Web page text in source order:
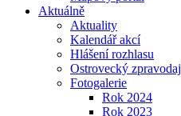
Aktuálně
Aktuality
Kalendář akcí
Hlášení rozhlasu
Ostrovecký zpravodaj
Fotogalerie
Rok 2024
Rok 2023